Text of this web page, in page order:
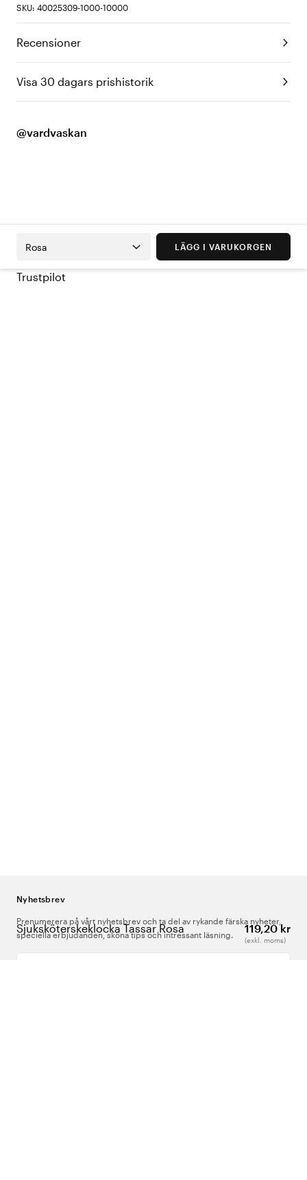
SKU: 40025309-1000-10000
Recensioner
Visa 30 dagars prishistorik
@vardvaskan
Sjuksköterskeklocka Tassar Rosa 119,20 kr
(exkl. moms)
Rosa LÄGG I VARUKORGEN
Trustpilot
Nyhetsbrev
Prenumerera på vårt nyhetsbrev och ta del av rykande färska nyheter,
speciella erbjudanden, sköna tips och intressant läsning.
Ange din e-postadress